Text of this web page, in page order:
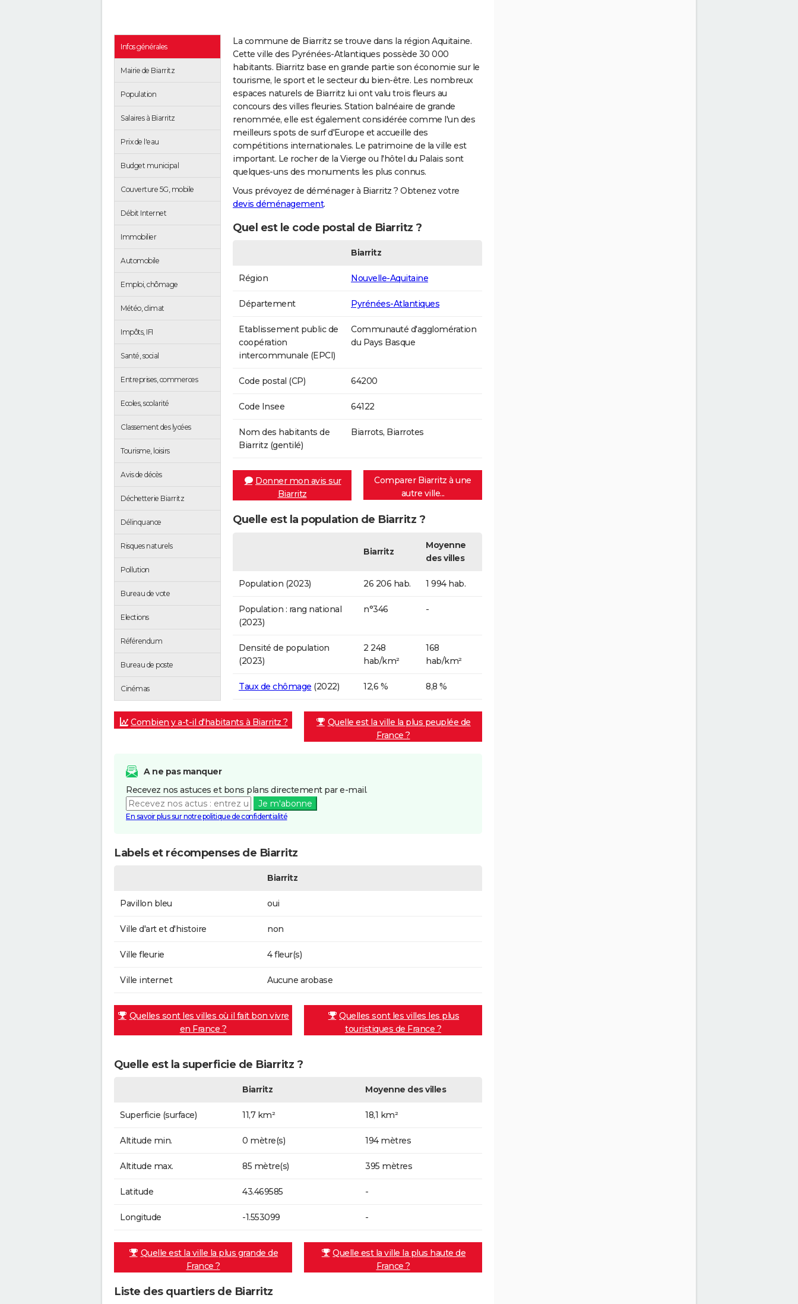
Infos générales
Mairie de Biarritz
Population
Salaires à Biarritz
Prix de l'eau
Budget municipal
Couverture 5G, mobile
Débit Internet
Immobilier
Automobile
Emploi, chômage
Météo, climat
Impôts, IFI
Santé, social
Entreprises, commerces
Ecoles, scolarité
Classement des lycées
Tourisme, loisirs
Avis de décès
Déchetterie Biarritz
Délinquance
Risques naturels
Pollution
Bureau de vote
Elections
Référendum
Bureau de poste
Cinémas
La commune de Biarritz se trouve dans la région Aquitaine.
Cette ville des Pyrénées-Atlantiques possède 30 000
habitants. Biarritz base en grande partie son économie sur le
tourisme, le sport et le secteur du bien-être. Les nombreux
espaces naturels de Biarritz lui ont valu trois fleurs au
concours des villes fleuries. Station balnéaire de grande
renommée, elle est également considérée comme l'un des
meilleurs spots de surf d'Europe et accueille des
compétitions internationales. Le patrimoine de la ville est
important. Le rocher de la Vierge ou l'hôtel du Palais sont
quelques-uns des monuments les plus connus.
Vous prévoyez de déménager à Biarritz ? Obtenez votre
devis déménagement.
Quel est le code postal de Biarritz ?
Biarritz
Région Nouvelle-Aquitaine
Département Pyrénées-Atlantiques
Etablissement public de
coopération
intercommunale (EPCI)
Communauté d'agglomération
du Pays Basque
Code postal (CP) 64200
Code Insee 64122
Nom des habitants de
Biarritz (gentilé)
Biarrots, Biarrotes
Donner mon avis sur
Biarritz
Comparer Biarritz à une
autre ville...
Quelle est la population de Biarritz ?
Biarritz
Moyenne
des villes
Population (2023) 26 206 hab. 1 994 hab.
Population : rang national
(2023)
n°346 -
Densité de population
(2023)
2 248
hab/km²
168
hab/km²
Taux de chômage (2022) 12,6 % 8,8 %
Combien y a-t-il d'habitants à Biarritz ?
Quelle est la ville la plus peuplée de
France ?
A ne pas manquer
Recevez nos astuces et bons plans directement par e-mail.
Je m'abonne
En savoir plus sur notre politique de confidentialité
Labels et récompenses de Biarritz
Biarritz
Pavillon bleu oui
Ville d'art et d'histoire non
Ville fleurie 4 fleur(s)
Ville internet Aucune arobase
Quelles sont les villes où il fait bon vivre
en France ?
Quelles sont les villes les plus
touristiques de France ?
Quelle est la superficie de Biarritz ?
Biarritz Moyenne des villes
Superficie (surface) 11,7 km² 18,1 km²
Altitude min. 0 mètre(s) 194 mètres
Altitude max. 85 mètre(s) 395 mètres
Latitude 43.469585 -
Longitude -1.553099 -
Quelle est la ville la plus grande de
France ?
Quelle est la ville la plus haute de
France ?
Liste des quartiers de Biarritz